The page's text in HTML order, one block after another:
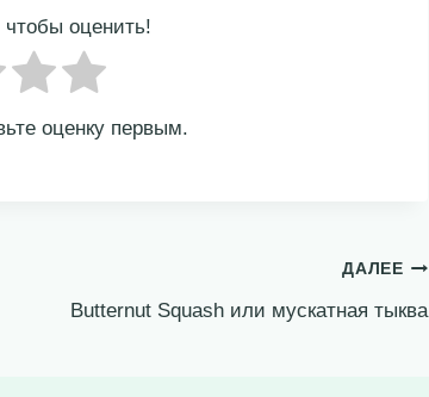
оценить!
оценку первым.
ДАЛЕЕ
Butternut Squash или мускатная тыква